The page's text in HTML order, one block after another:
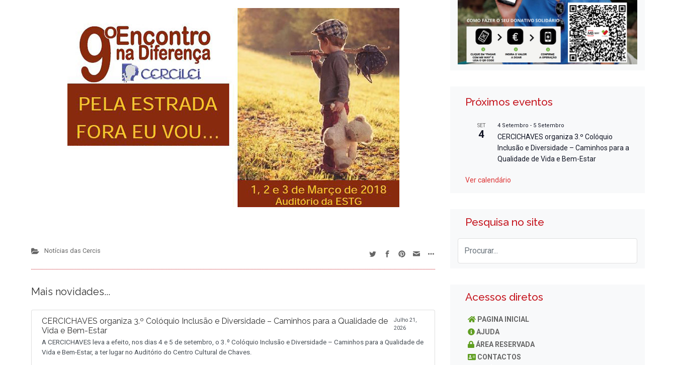
Notícias das Cercis
Mais novidades...
CERCICHAVES organiza 3.º Colóquio Inclusão e Diversidade – Caminhos para a Qualidade de
Vida e Bem-Estar
Julho 21,
2026
A CERCICHAVES leva a efeito, nos dias 4 e 5 de setembro, o 3.º Colóquio Inclusão e Diversidade – Caminhos para a Qualidade de
Vida e Bem-Estar, a ter lugar no Auditório do Centro Cultural de Chaves.
Próximos eventos
SET
4
4 Setembro - 5 Setembro
CERCICHAVES organiza 3.º Colóquio
Inclusão e Diversidade – Caminhos para a
Qualidade de Vida e Bem-Estar
Ver calendário
Pesquisa no site
Acessos diretos
PAGINA INICIAL
AJUDA
ÁREA RESERVADA
CONTACTOS